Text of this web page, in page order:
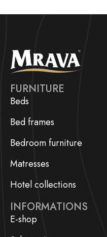
FURNITURE
Beds
Bed frames
Bedroom furniture
Matresses
Hotel collections
INFORMATIONS
E-shop